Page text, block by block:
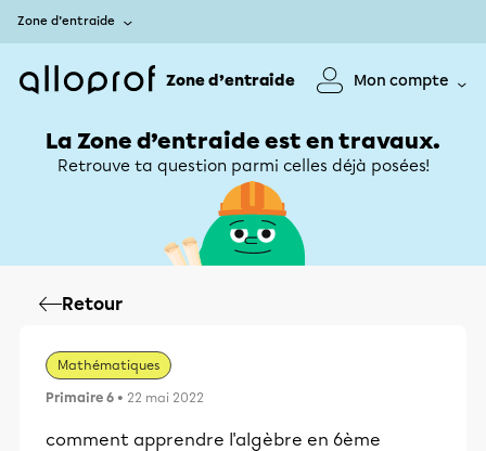
Zone d’entraide
Zone d’entraide Mon compte
La Zone d’entraide est en travaux.
Retrouve ta question parmi celles déjà posées!
Retour
Mathématiques
Primaire 6 • 22 mai 2022
comment apprendre l'algèbre en 6ème